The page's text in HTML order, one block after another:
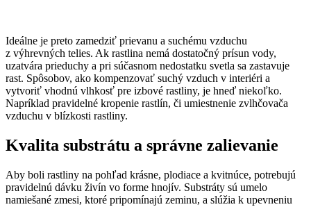
Ideálne je preto zamedziť prievanu a suchému vzduchu
z výhrevných telies. Ak rastlina nemá dostatočný prísun vody,
uzatvára prieduchy a pri súčasnom nedostatku svetla sa zastavuje
rast. Spôsobov, ako kompenzovať suchý vzduch v interiéri a
vytvoriť vhodnú vlhkosť pre izbové rastliny, je hneď niekoľko.
Napríklad pravidelné kropenie rastlín, či umiestnenie zvlhčovača
vzduchu v blízkosti rastliny.
Kvalita substrátu a správne zalievanie
Aby boli rastliny na pohľad krásne, plodiace a kvitnúce, potrebujú
pravidelnú dávku živín vo forme hnojív. Substráty sú umelo
namiešané zmesi, ktoré pripomínajú zeminu, a slúžia k upevneniu